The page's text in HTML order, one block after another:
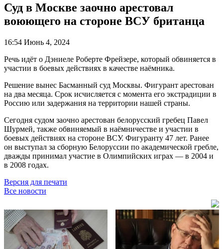
Суд в Москве заочно арестовал
воюющего на стороне ВСУ британца
16:54 Июнь 4, 2024
Речь идёт о Дэниеле Роберте Фрейзере, который обвиняется в
участии в боевых действиях в качестве наёмника.
Решение вынес Басманный суд Москвы. Фигурант арестован
на два месяца. Срок исчисляется с момента его экстрадиции в
Россию или задержания на территории нашей страны.
Сегодня судом заочно арестован белорусский гребец Павел
Шурмей, также обвиняемый в наёмничестве и участии в
боевых действиях на стороне ВСУ. Фигуранту 47 лет. Ранее
он выступал за сборную Белоруссии по академической гребле,
дважды принимал участие в Олимпийских играх — в 2004 и
в 2008 годах.
Версия для печати
Все новости